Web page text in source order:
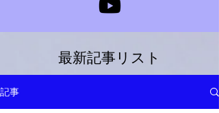
最新記事リスト
記事